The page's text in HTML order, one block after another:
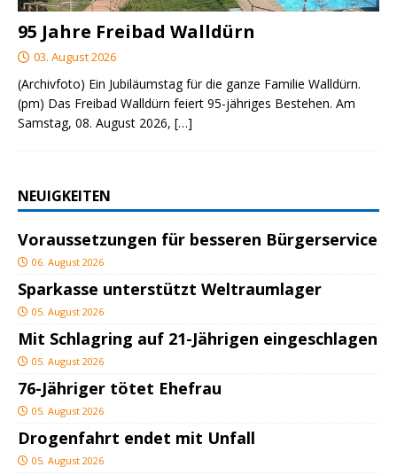
95 Jahre Freibad Walldürn
03. August 2026
(Archivfoto) Ein Jubiläumstag für die ganze Familie Walldürn.
(pm) Das Freibad Walldürn feiert 95-jähriges Bestehen. Am
Samstag, 08. August 2026, […]
NEUIGKEITEN
Voraussetzungen für besseren Bürgerservice
06. August 2026
Sparkasse unterstützt Weltraumlager
05. August 2026
Mit Schlagring auf 21-Jährigen eingeschlagen
05. August 2026
76-Jähriger tötet Ehefrau
05. August 2026
Drogenfahrt endet mit Unfall
05. August 2026